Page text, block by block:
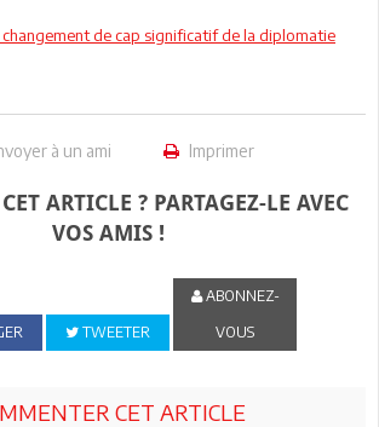
changement de cap significatif de la diplomatie
à un ami Imprimer
ARTICLE ? PARTAGEZ-LE AVEC
VOS AMIS !
TWEETER
ABONNEZ-
VOUS
CET ARTICLE